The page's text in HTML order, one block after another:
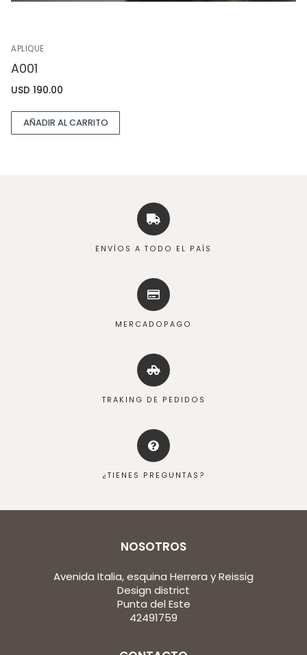
APLIQUE
A001
USD 190.00
AÑADIR AL CARRITO
ENVÍOS A TODO EL PAÍS
MERCADOPAGO
TRAKING DE PEDIDOS
¿TIENES PREGUNTAS?
NOSOTROS
Avenida Italia, esquina Herrera y Reissig
Design district
Punta del Este
42491759